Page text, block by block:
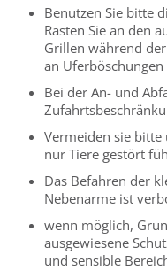
Benutzen Sie bitte
Rasten Sie an den
Grillen während
an
Bei der An- und
Vermeiden sie
nur Tiere gestört
Das Befahren der
Nebenarme ist
wenn möglich,
ausgewiesene
und sensible